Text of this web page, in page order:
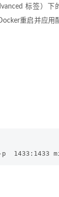
标签）下
重启并应用